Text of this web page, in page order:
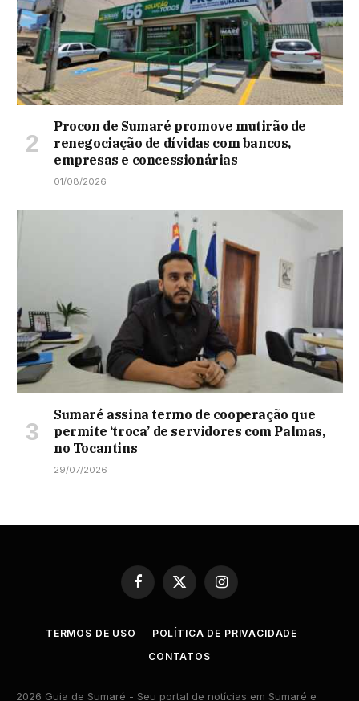
Procon de Sumaré promove mutirão de
renegociação de dívidas com bancos,
empresas e concessionárias
01/08/2026
Sumaré assina termo de cooperação que
permite ‘troca’ de servidores com Palmas,
no Tocantins
29/07/2026
Facebook
X
(Twitter)
Instagram
TERMOS DE USO
POLÍTICA DE PRIVACIDADE
CONTATOS
2026 Guia de Sumaré - Seu portal de notícias em Sumaré e